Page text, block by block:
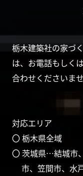
栃木建築社の家づ
は、お電話もしく
合わせくださいませ
対応エリア
〇 栃木県全域
〇 茨城県…結城市
市、笠間市、水